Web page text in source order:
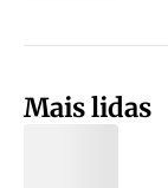
Mais lidas